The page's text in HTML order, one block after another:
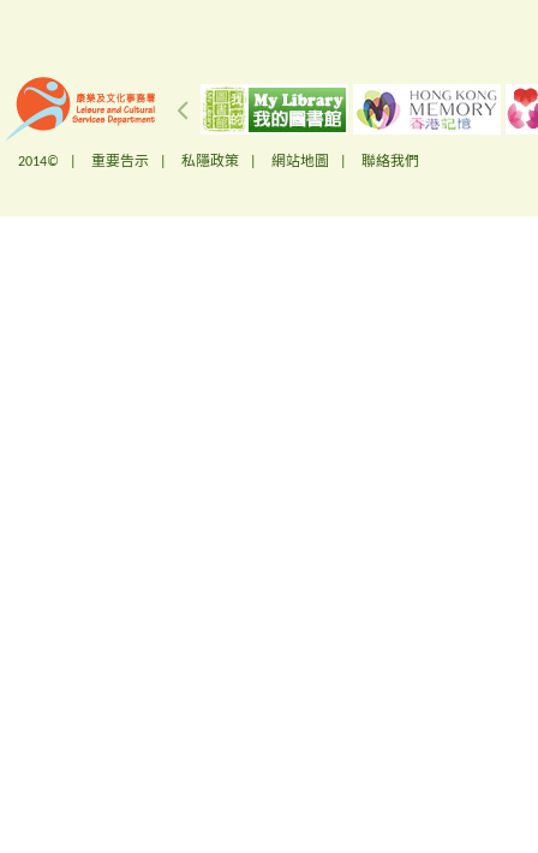
2014© | 重要告示 私隱政策 網站地圖 聯絡我們